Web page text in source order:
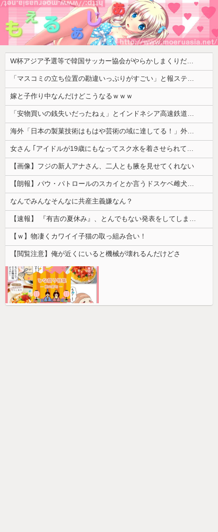
W杯アジア予選等で韓国サッカー協会がやらかしまくりだと発覚、「いきなり共同開催になったしな」と日韓共催の件に言及する声も……
「マスコミの立ち位置の勘違いっぷりがすごい」と報ステ大越キャスターの台詞に視聴者絶句、高市とトランプを同列視させようという思惑がひしひしと
嫁と子作り中なんだけどこうなるｗｗｗ
「安物買いの銭失いだったねぇ」とインドネシア高速鉄道の最終処分に日本側騒然、国家予算は使わないというと何が財源なんだ？
海外「日本の製菓技術はもはや芸術の域に達してる！」外国人が驚いた日本のお菓子の見た目とは・・・？【海外の反応】
女さん ｢アイドルが19歳にもなってスク水を着させられている！｣⇒結果ｗｗｗ
【画像】フジの新人アナさん、二人とも腋を見せてくれない
【朗報】パウ・パトロールのスカイとか言うドスケベ雌犬🐶ｗｗｗｗｗｗｗｗｗｗｗｗ
なんでみんなそんなに共産主義嫌なん？
【速報】 『有吉の夏休み』、とんでもない発表をしてしまう！！！！！
【ｗ】物凄くカワイイ子猫の取っ組み合い！
【閲覧注意】俺が近くにいると機械が壊れるんだけどさ